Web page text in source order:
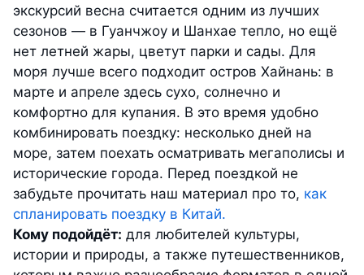
экскурсий весна считается одним из лучших
сезонов — в Гуанчжоу и Шанхае тепло, но ещё
нет летней жары, цветут парки и сады. Для
моря лучше всего подходит остров Хайнань: в
марте и апреле здесь сухо, солнечно и
комфортно для купания. В это время удобно
комбинировать поездку: несколько дней на
море, затем поехать осматривать мегаполисы и
исторические города. Перед поездкой не
забудьте прочитать наш материал про то, как
спланировать поездку в Китай.
Кому подойдёт: для любителей культуры,
истории и природы, а также путешественников,